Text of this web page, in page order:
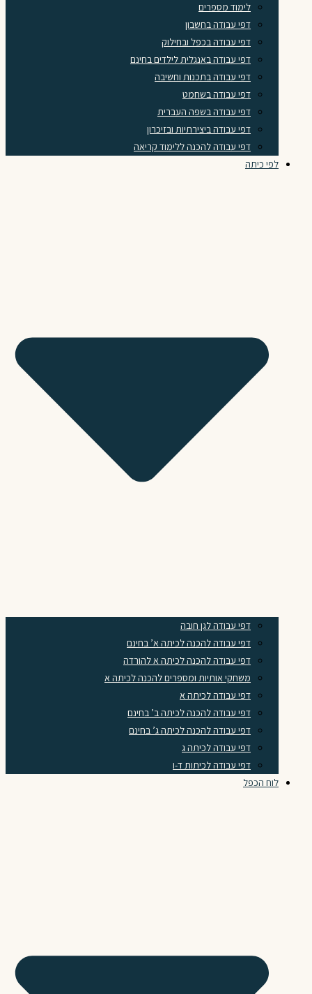
לימוד מספרים
דפי עבודה בחשבון
דפי עבודה בכפל ובחילוק
דפי עבודה באנגלית לילדים בחינם
דפי עבודה בתכנות וחשיבה
דפי עבודה בשחמט
דפי עבודה בשפה העברית
דפי עבודה ביצירתיות ובזיכרון
דפי עבודה להכנה ללימוד קריאה
לפי כיתה
דפי עבודה לגן חובה
דפי עבודה להכנה לכיתה א’ בחינם
דפי עבודה להכנה לכיתה א להורדה
משחקי אותיות ומספרים להכנה לכיתה א
דפי עבודה לכיתה א
דפי עבודה להכנה לכיתה ב’ בחינם
דפי עבודה להכנה לכיתה ג’ בחינם
דפי עבודה לכיתה ג
דפי עבודה לכיתות ד-ו
לוח הכפל